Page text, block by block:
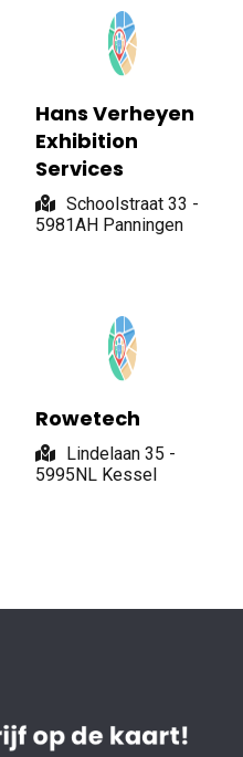
Hans Verheyen
Exhibition
Services
Schoolstraat 33 -
5981AH Panningen
Rowetech
Lindelaan 35 -
5995NL Kessel